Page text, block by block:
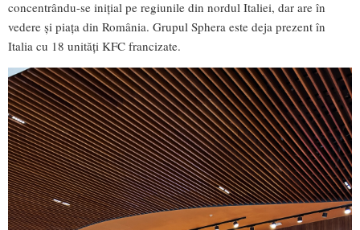
concentrându-se inițial pe regiunile din nordul Italiei, dar are în
vedere și piața din România. Grupul Sphera este deja prezent în
Italia cu 18 unități KFC francizate.